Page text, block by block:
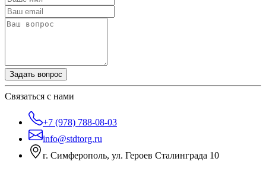
Задать вопрос
Связаться с нами
+7 (978) 788-08-03
info@stdtorg.ru
г. Симферополь, ул. Героев Сталинграда 10